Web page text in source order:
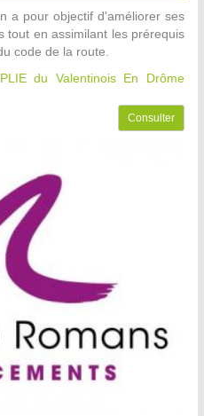
a pour objectif d'améliorer ses
tout en assimilant les prérequis
code de la route.
du Valentinois En Drôme
Consulter